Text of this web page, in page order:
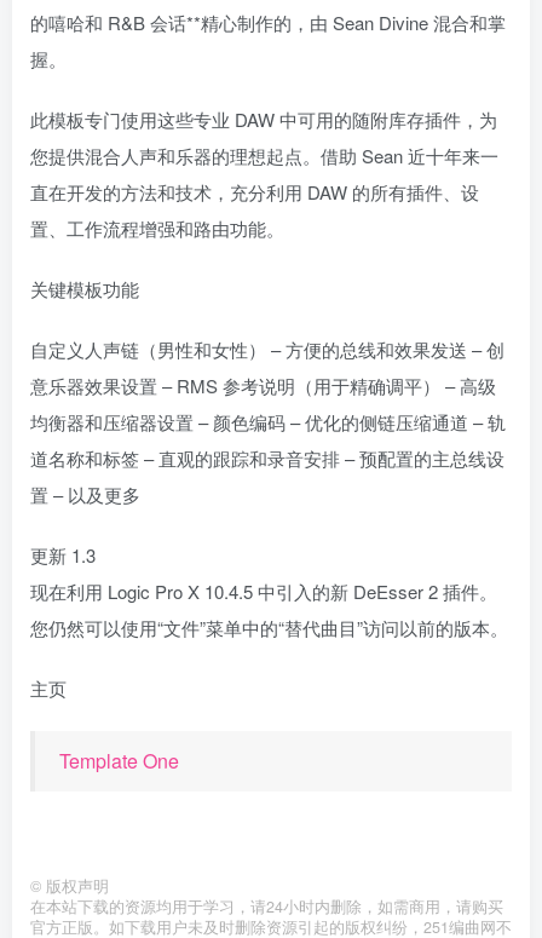
的嘻哈和 R&B 会话**精心制作的，由 Sean Divine 混合和掌
握。
此模板专门使用这些专业 DAW 中可用的随附库存插件，为
您提供混合人声和乐器的理想起点。借助 Sean 近十年来一
直在开发的方法和技术，充分利用 DAW 的所有插件、设
置、工作流程增强和路由功能。
关键模板功能
自定义人声链（男性和女性） – 方便的总线和效果发送 – 创
意乐器效果设置 – RMS 参考说明（用于精确调平） – 高级
均衡器和压缩器设置 – 颜色编码 – 优化的侧链压缩通道 – 轨
道名称和标签 – 直观的跟踪和录音安排 – 预配置的主总线设
置 – 以及更多
更新 1.3
现在利用 Logic Pro X 10.4.5 中引入的新 DeEsser 2 插件。
您仍然可以使用“文件”菜单中的“替代曲目”访问以前的版本。
主页
Template One
© 版权声明
在本站下载的资源均用于学习，请24小时内删除，如需商用，请购买
官方正版。如下载用户未及时删除资源引起的版权纠纷，251编曲网不